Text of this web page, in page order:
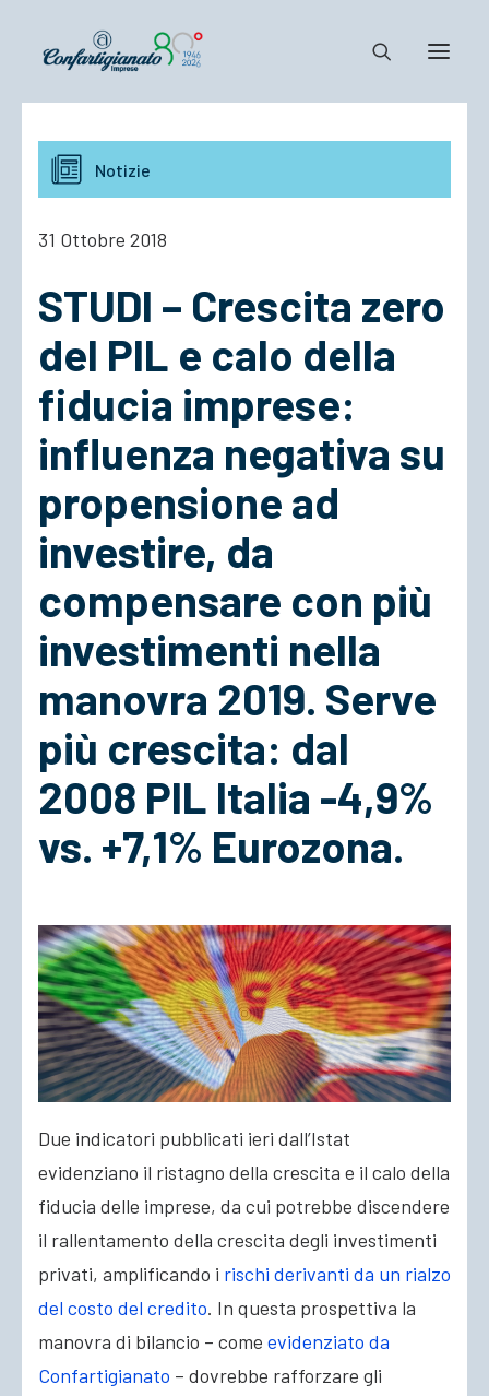
Notizie e Documenti
Confartigianato
Cosa Facciamo
ACCEDI
Notizie
31 Ottobre 2018
STUDI – Crescita zero
del PIL e calo della
fiducia imprese:
influenza negativa su
propensione ad
investire, da
compensare con più
investimenti nella
manovra 2019. Serve
più crescita: dal
2008 PIL Italia -4,9%
vs. +7,1% Eurozona.
Due indicatori pubblicati ieri dall’Istat
evidenziano il ristagno della crescita e il calo della
fiducia delle imprese, da cui potrebbe discendere
il rallentamento della crescita degli investimenti
privati, amplificando i rischi derivanti da un rialzo
del costo del credito. In questa prospettiva la
manovra di bilancio – come evidenziato da
Confartigianato – dovrebbe rafforzare gli